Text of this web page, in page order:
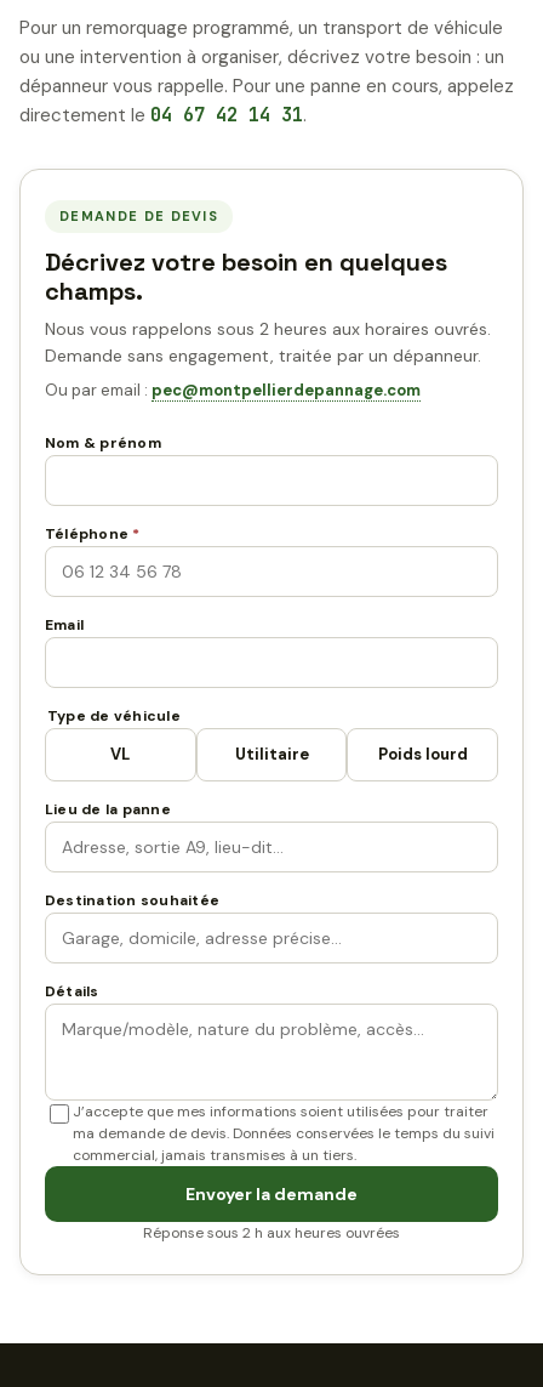
Pour un remorquage programmé, un transport de véhicule
ou une intervention à organiser, décrivez votre besoin : un
dépanneur vous rappelle. Pour une panne en cours, appelez
directement le 04 67 42 14 31.
DEMANDE DE DEVIS
Décrivez votre besoin en quelques
champs.
Nous vous rappelons sous 2 heures aux horaires ouvrés.
Demande sans engagement, traitée par un dépanneur.
Ou par email : pec@montpellierdepannage.com
Nom & prénom
Téléphone *
Email
Type de véhicule
VL Utilitaire Poids lourd
Lieu de la panne
Destination souhaitée
Détails
J’accepte que mes informations soient utilisées pour traiter
ma demande de devis. Données conservées le temps du suivi
commercial, jamais transmises à un tiers.
Envoyer la demande
Réponse sous 2 h aux heures ouvrées